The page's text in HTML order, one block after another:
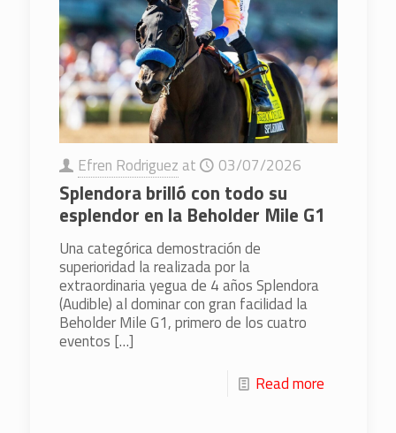
Efren Rodriguez at 03/07/2026
Splendora brilló con todo su
esplendor en la Beholder Mile G1
Una categórica demostración de
superioridad la realizada por la
extraordinaria yegua de 4 años Splendora
(Audible) al dominar con gran facilidad la
Beholder Mile G1, primero de los cuatro
eventos […]
Read more